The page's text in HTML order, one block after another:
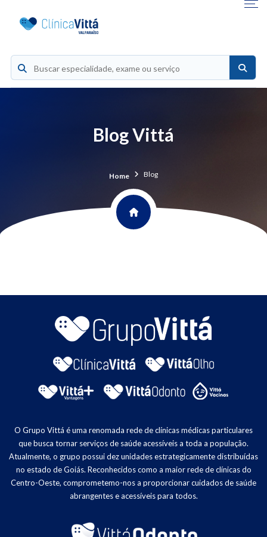
Blog Vittá
Home Blog
O Grupo Vittá é uma renomada rede de clínicas médicas particulares
que busca tornar serviços de saúde acessíveis a toda a população.
Atualmente, o grupo possui dez unidades estrategicamente distribuídas
no estado de Goiás. Reconhecidos como a maior rede de clínicas do
Centro-Oeste, comprometemo-nos a proporcionar cuidados de saúde
abrangentes e acessíveis para todos.